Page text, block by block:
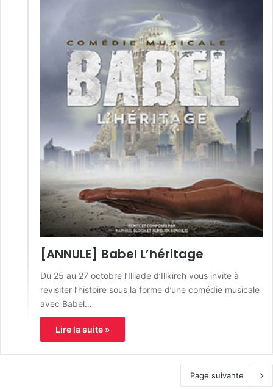
[ANNULE] Babel L’héritage
Du 25 au 27 octobre l’Illiade d’Illkirch vous invite à
revisiter l’histoire sous la forme d’une comédie musicale
avec Babel…
Lire la suite »
Page suivante